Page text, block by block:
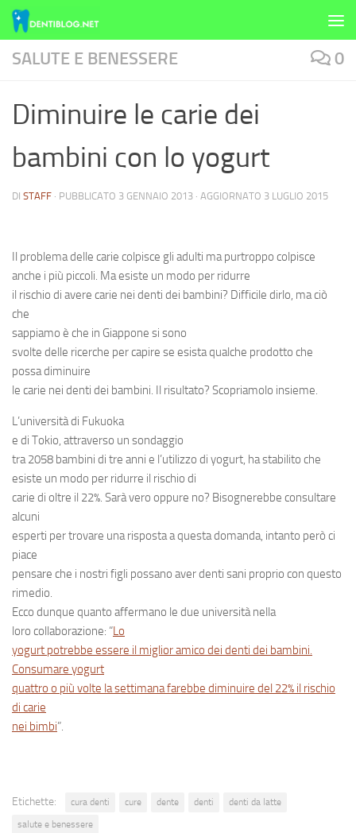
Skip to content
SALUTE E BENESSERE 0
Diminuire le carie dei
bambini con lo yogurt
DI STAFF · PUBBLICATO 3 GENNAIO 2013 · AGGIORNATO 3 LUGLIO 2015
Il problema delle carie colpisce gli adulti ma purtroppo colpisce
anche i più piccoli. Ma esiste un modo per ridurre
il rischio di avere carie nei denti dei bambini? Difficile dirlo, ma ciò
che
sappiamo è che in Giappone si sono
svolte delle ricerche per capire se esista qualche prodotto che
possa diminuire
le carie nei denti dei bambini. Il risultato? Scopriamolo insieme.
L’università di Fukuoka
e di Tokio, attraverso un sondaggio
tra 2058 bambini di tre anni e l’utilizzo di yogurt, ha stabilito che
esiste un modo per ridurre il rischio di
carie di oltre il 22%. Sarà vero oppure no? Bisognerebbe consultare
alcuni
esperti per trovare una risposta a questa domanda, intanto però ci
piace
pensare che i nostri figli possano aver denti sani proprio con questo
rimedio.
Ecco dunque quanto affermano le due università nella
loro collaborazione: “Lo
yogurt potrebbe essere il miglior amico dei denti dei bambini.
Consumare yogurt
quattro o più volte la settimana farebbe diminuire del 22% il rischio
di carie
nei bimbi”.
Etichette: cura denti cure dente denti
denti da latte
salute e benessere